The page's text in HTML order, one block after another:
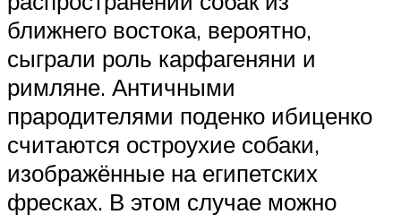
ближнего востока, вероятно,
сыграли роль карфагеняни и
римляне. Античными
прародителями поденко ибиценко
считаются остроухие собаки,
изображённые на египетских
фресках. В этом случае можно